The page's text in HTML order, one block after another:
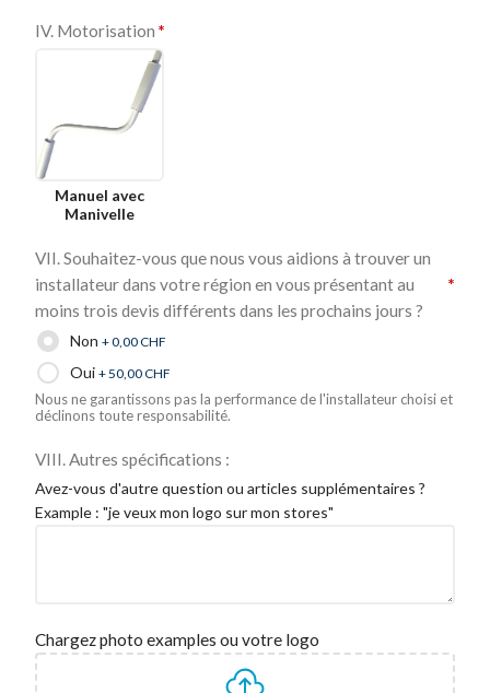
IV. Motorisation *
Manuel avec
Manivelle
VII. Souhaitez-vous que nous vous aidions à trouver un
installateur dans votre région en vous présentant au
moins trois devis différents dans les prochains jours ?
*
Non + 0,00CHF
Oui + 50,00CHF
Nous ne garantissons pas la performance de l'installateur choisi et
déclinons toute responsabilité.
VIII. Autres spécifications :
Avez-vous d'autre question ou articles supplémentaires ?
Example : "je veux mon logo sur mon stores"
Chargez photo examples ou votre logo